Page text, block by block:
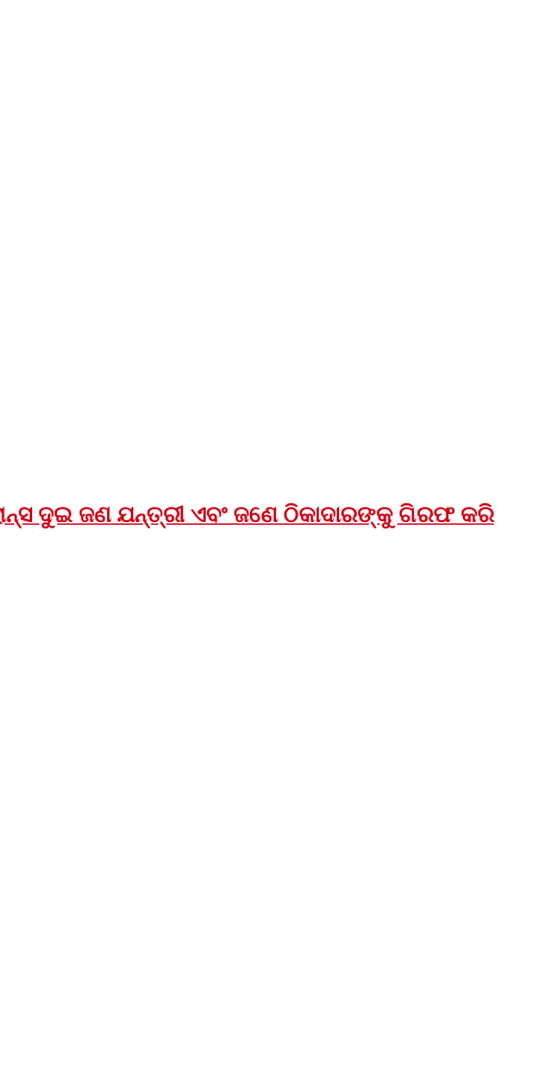
ଦୁଇ ଜଣ ଯନ୍ତ୍ରୀ ଏବଂ ଜଣେ ଠିକାଦାରଙ୍କୁ ଗିରଫ କରି